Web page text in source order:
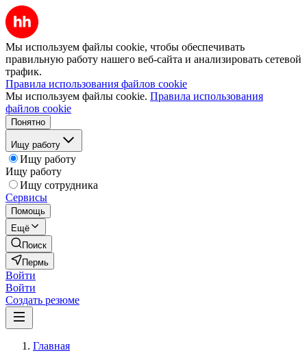
Мы используем файлы cookie, чтобы обеспечивать
правильную работу нашего веб-сайта и анализировать сетевой
трафик.
Правила использования файлов cookie
Мы используем файлы cookie. Правила использования
файлов cookie
Понятно
Ищу работу
Ищу работу
Ищу работу
Ищу сотрудника
Сервисы
Помощь
Ещё
Поиск
Пермь
Войти
Войти
Создать резюме
Главная